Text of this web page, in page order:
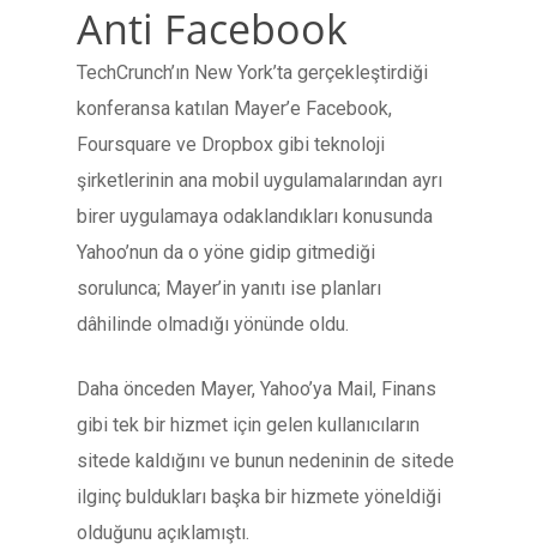
Anti Facebook
TechCrunch’ın New York’ta gerçekleştirdiği
konferansa katılan Mayer’e Facebook,
Foursquare ve Dropbox gibi teknoloji
şirketlerinin ana mobil uygulamalarından ayrı
birer uygulamaya odaklandıkları konusunda
Yahoo’nun da o yöne gidip gitmediği
sorulunca; Mayer’in yanıtı ise planları
dâhilinde olmadığı yönünde oldu.
Daha önceden Mayer, Yahoo’ya Mail, Finans
gibi tek bir hizmet için gelen kullanıcıların
sitede kaldığını ve bunun nedeninin de sitede
ilginç buldukları başka bir hizmete yöneldiği
olduğunu açıklamıştı.